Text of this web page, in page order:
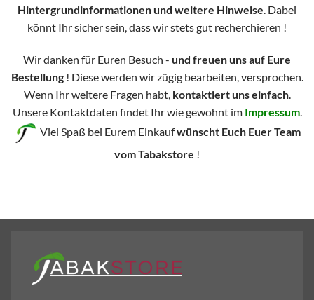
Hintergrundinformationen und weitere Hinweise. Dabei
könnt Ihr sicher sein, dass wir stets gut recherchieren !
Wir danken für Euren Besuch - und freuen uns auf Eure
Bestellung! Diese werden wir zügig bearbeiten, versprochen.
Wenn Ihr weitere Fragen habt, kontaktiert uns einfach.
Unsere Kontaktdaten findet Ihr wie gewohnt im Impressum.
Viel Spaß bei Eurem Einkaufwünscht Euch Euer Team
vom Tabakstore !